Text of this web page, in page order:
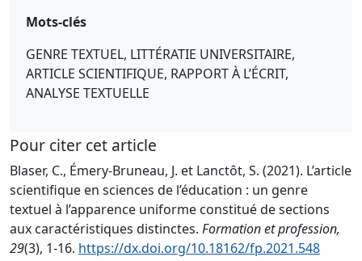
Mots-clés
GENRE TEXTUEL, LITTÉRATIE UNIVERSITAIRE,
ARTICLE SCIENTIFIQUE, RAPPORT À L’ÉCRIT,
ANALYSE TEXTUELLE
Pour citer cet article
Blaser, C., Émery-Bruneau, J. et Lanctôt, S. (2021). L’article
scientifique en sciences de l’éducation : un genre
textuel à l’apparence uniforme constitué de sections
aux caractéristiques distinctes. Formation et profession,
29(3), 1-16. https://dx.doi.org/10.18162/fp.2021.548